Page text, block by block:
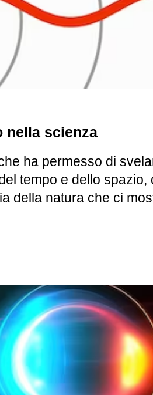
nella scienza
ha permesso di
tempo e dello
della natura che ci